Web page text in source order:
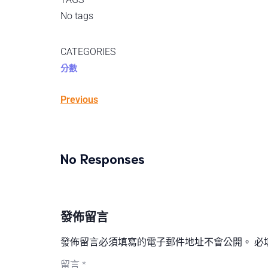
No tags
CATEGORIES
分數
Previous
No Responses
發佈留言
發佈留言必須填寫的電子郵件地址不會公開。 必
留言 *